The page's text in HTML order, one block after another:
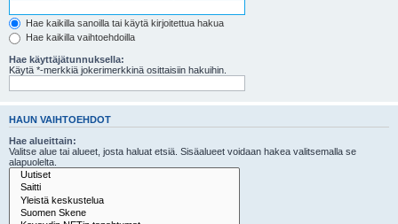
Hae kaikilla sanoilla tai käytä kirjoitettua hakua
Hae kaikilla vaihtoehdoilla
Hae käyttäjätunnuksella:
Käytä *-merkkiä jokerimerkkinä osittaisiin hakuihin.
HAUN VAIHTOEHDOT
Hae alueittain:
Valitse alue tai alueet, josta haluat etsiä. Sisäalueet voidaan hakea valitsemalla se
alapuolelta.